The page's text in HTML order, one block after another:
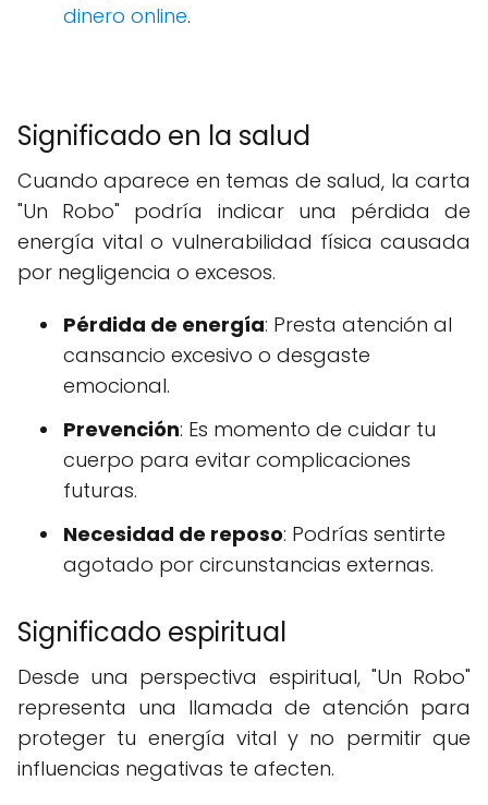
dinero online.
Significado en la salud
Cuando aparece en temas de salud, la carta
"Un Robo" podría indicar una pérdida de
energía vital o vulnerabilidad física causada
por negligencia o excesos.
Pérdida de energía: Presta atención al
cansancio excesivo o desgaste
emocional.
Prevención: Es momento de cuidar tu
cuerpo para evitar complicaciones
futuras.
Necesidad de reposo: Podrías sentirte
agotado por circunstancias externas.
Significado espiritual
Desde una perspectiva espiritual, "Un Robo"
representa una llamada de atención para
proteger tu energía vital y no permitir que
influencias negativas te afecten.